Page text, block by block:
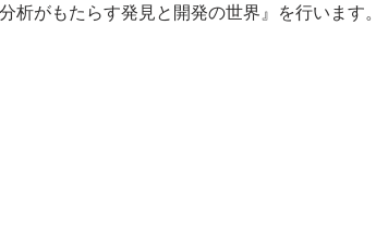
析がもたらす発見と開発の世界』を行います。